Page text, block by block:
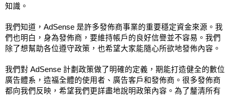
知識。
我們知道，AdSense 是許多發佈商事業的重要穩定資金來源。我
們也明白，身為發佈商，要維持帳戶的良好信譽並不容易。我們
除了想幫助各位遵守政策，也希望大家能隨心所欲地發佈內容。
我們對 AdSense 計劃政策做了明確的定義，期能打造健全的數位
廣告體系，造福全體的使用者、廣告客戶和發佈商。很多發佈商
都向我們反映，希望我們更詳盡地說明政策內容。為了釐清所有